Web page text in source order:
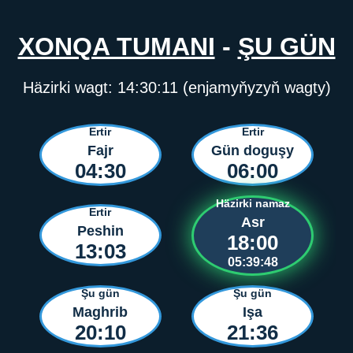
XONQA TUMANI - ŞU GÜN
Häzirki wagt: 14:30:11 (enjamyňyzyň wagty)
Ertir
Fajr
04:30
Ertir
Gün doguşy
06:00
Ertir
Peshin
13:03
Häzirki namaz
Asr
18:00
05:39:48
Şu gün
Maghrib
20:10
Şu gün
Işa
21:36